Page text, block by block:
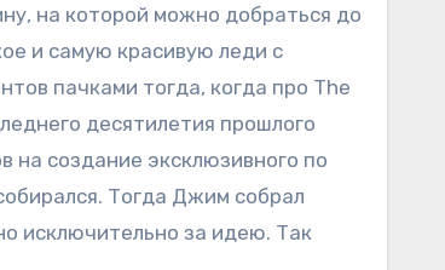
на которой можно добраться до
и самую красивую леди с
пачками тогда, когда про The
десятилетия прошлого
на создание эксклюзивного по
Тогда Джим собрал
исключительно за идею. Так